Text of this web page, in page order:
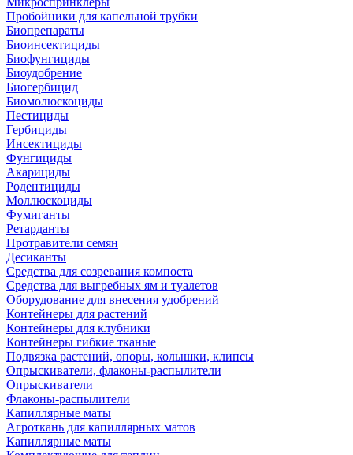
Пробойники для капельной трубки
Биопрепараты
Биоинсектициды
Биофунгициды
Биоудобрение
Биогербицид
Биомолюскоциды
Пестициды
Гербициды
Инсектициды
Фунгициды
Акарициды
Родентициды
Моллюскоциды
Фумиганты
Ретарданты
Протравители семян
Десиканты
Средства для созревания компоста
Средства для выгребных ям и туалетов
Оборудование для внесения удобрений
Контейнеры для растений
Контейнеры для клубники
Контейнеры гибкие тканые
Подвязка растений, опоры, колышки, клипсы
Опрыскиватели, флаконы-распылители
Опрыскиватели
Флаконы-распылители
Капиллярные маты
Агроткань для капиллярных матов
Капиллярные маты